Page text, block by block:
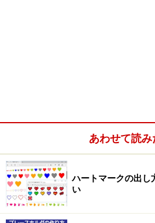
あわせて読み
ハートマークの出し
い